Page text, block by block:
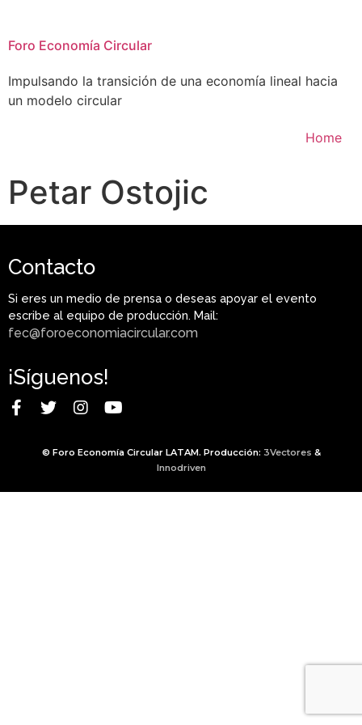
Foro Economía Circular
Impulsando la transición de una economía lineal hacia
un modelo circular
Home
Petar Ostojic
Contacto
Si eres un medio de prensa o deseas apoyar el evento
escribe al equipo de producción. Mail:
fec@foroeconomiacircular.com
¡Síguenos!
© Foro Economía Circular LATAM. Producción: 3Vectores &
Innodriven